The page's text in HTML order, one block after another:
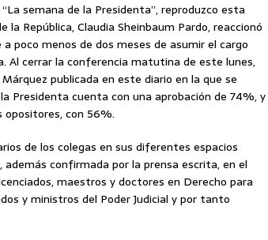
semana de la Presidenta”, reproduzco esta
la República, Claudia Sheinbaum Pardo, reaccionó
poco menos de dos meses de asumir el cargo
Al cerrar la conferencia matutina de este lunes,
publicada en este diario en la que se
Presidenta cuenta con una aprobación de 74%, y
con 56%.
de los colegas en sus diferentes espacios
confirmada por la prensa escrita, en el
maestros y doctores en Derecho para
y ministros del Poder Judicial y por tanto